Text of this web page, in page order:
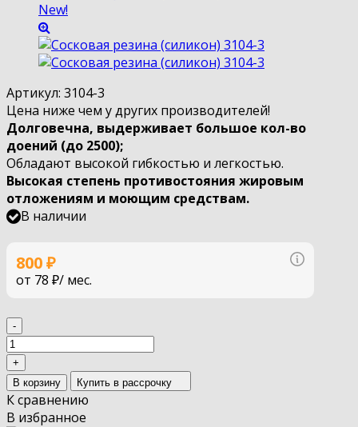
New!
Артикул: 3104-3
Цена ниже чем у других производителей!
Долговечна, выдерживает большое кол-во
доений (до 2500)​;
Обладают высокой гибкостью и легкостью.
Высокая степень противостояния жировым
отложениям и моющим средствам.
В наличии
800₽
от 78 ₽/ мес.
Узнать
-
+
В корзину
Купить в рассрочку
К сравнению
В избранное